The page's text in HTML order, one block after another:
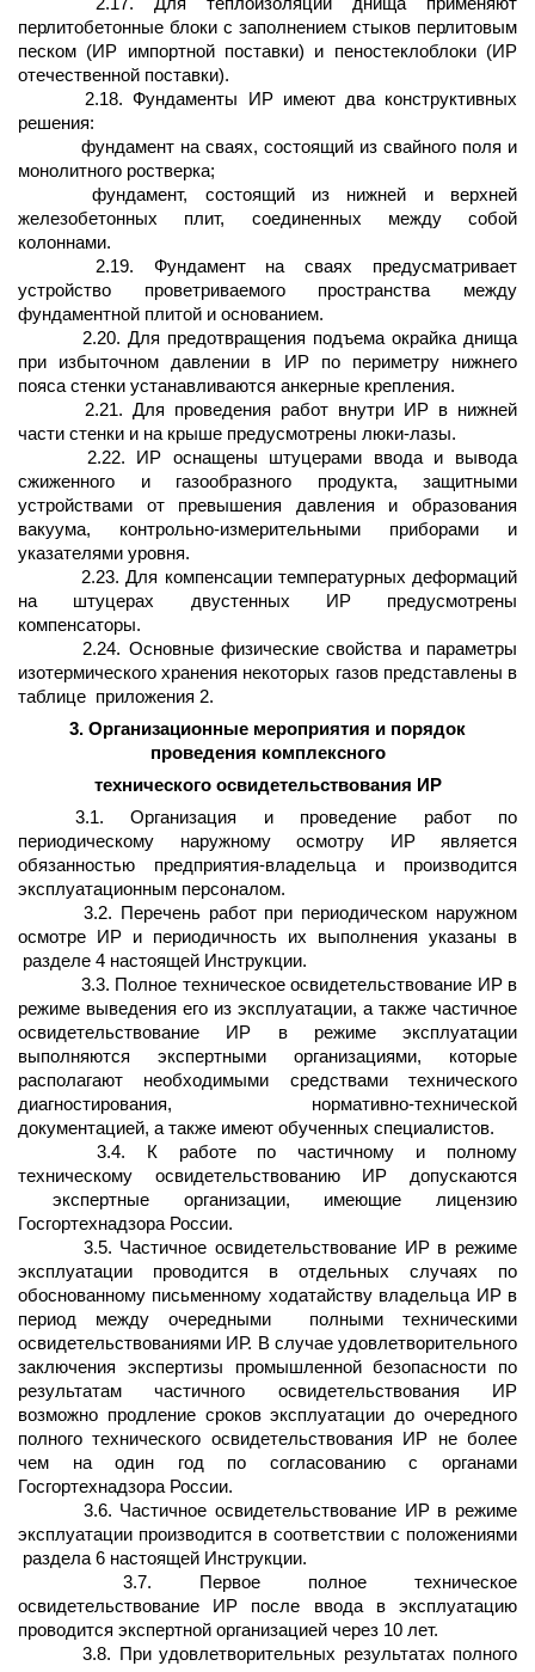
перлитобетонные блоки с заполнением стыков перлитовым
песком (ИР импортной поставки) и пеностеклоблоки (ИР
отечественной поставки).
2.18. Фундаменты ИР имеют два конструктивных
решения:
фундамент на сваях, состоящий из свайного поля и
монолитного ростверка;
фундамент, состоящий из нижней и верхней
железобетонных плит, соединенных между собой
колоннами.
2.19. Фундамент на сваях предусматривает
устройство проветриваемого пространства между
фундаментной плитой и основанием.
2.20. Для предотвращения подъема окрайка днища
при избыточном давлении в ИР по периметру нижнего
пояса стенки устанавливаются анкерные крепления.
2.21. Для проведения работ внутри ИР в нижней
части стенки и на крыше предусмотрены люки-лазы.
2.22. ИР оснащены штуцерами ввода и вывода
сжиженного и газообразного продукта, защитными
устройствами от превышения давления и образования
вакуума, контрольно-измерительными приборами и
указателями уровня.
2.23. Для компенсации температурных деформаций
на штуцерах двустенных ИР предусмотрены
компенсаторы.
2.24. Основные физические свойства и параметры
изотермического хранения некоторых газов представлены в
таблице приложения 2.
3. Организационные мероприятия и порядок
проведения комплексного
технического освидетельствования ИР
3.1. Организация и проведение работ по
периодическому наружному осмотру ИР является
обязанностью предприятия-владельца и производится
эксплуатационным персоналом.
3.2. Перечень работ при периодическом наружном
осмотре ИР и периодичность их выполнения указаны в
разделе 4 настоящей Инструкции.
3.3. Полное техническое освидетельствование ИР в
режиме выведения его из эксплуатации, а также частичное
освидетельствование ИР в режиме эксплуатации
выполняются экспертными организациями, которые
располагают необходимыми средствами технического
диагностирования, нормативно-технической
документацией, а также имеют обученных специалистов.
3.4. К работе по частичному и полному
техническому освидетельствованию ИР допускаются
экспертные организации, имеющие лицензию
Госгортехнадзора России.
3.5. Частичное освидетельствование ИР в режиме
эксплуатации проводится в отдельных случаях по
обоснованному письменному ходатайству владельца ИР в
период между очередными
полными техническими
освидетельствованиями ИР. В случае удовлетворительного
заключения экспертизы промышленной безопасности по
результатам частичного освидетельствования ИР
возможно продление сроков эксплуатации до очередного
полного технического освидетельствования ИР не более
чем на один год по согласованию с органами
Госгортехнадзора России.
3.6. Частичное освидетельствование ИР в режиме
эксплуатации производится в соответствии с положениями
раздела 6 настоящей Инструкции.
3.7. Первое полное техническое
освидетельствование ИР после ввода в эксплуатацию
проводится экспертной организацией через 10 лет.
3.8. При удовлетворительных результатах полного